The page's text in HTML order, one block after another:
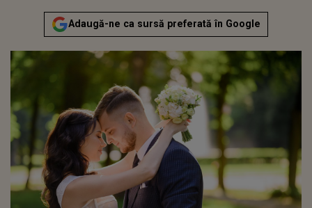
Adaugă-ne ca sursă preferată în Google